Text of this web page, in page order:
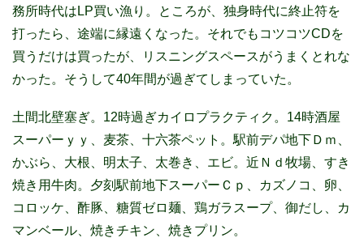
務所時代はLP買い漁り。ところが、独身時代に終止符を
打ったら、途端に縁遠くなった。それでもコツコツCDを
買うだけは買ったが、リスニングスペースがうまくとれな
かった。そうして40年間が過ぎてしまっていた。
土間北壁塞ぎ。12時過ぎカイロプラクティク。14時酒屋
スーパーｙｙ、麦茶、十六茶ペット。駅前デパ地下Ｄｍ、
かぶら、大根、明太子、太巻き、エビ。近Ｎｄ牧場、すき
焼き用牛肉。夕刻駅前地下スーパーＣｐ、カズノコ、卵、
コロッケ、酢豚、糖質ゼロ麺、鶏ガラスープ、御だし、カ
マンベール、焼きチキン、焼きプリン。